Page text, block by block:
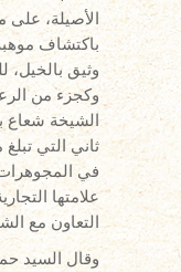
الأصيلة، على
باكتشاف
وثيق
وكجزء من
الشيخة شعاع
في
التعاون مع
وقال السيد